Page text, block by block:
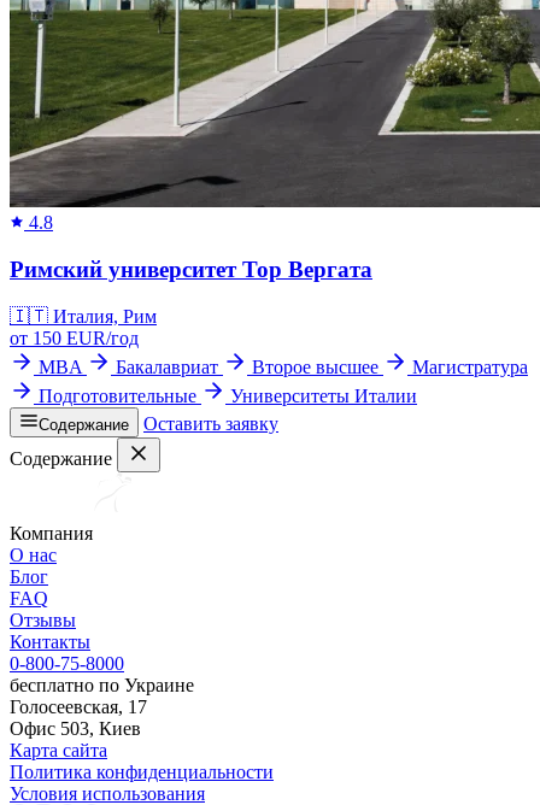
4.8
Римский университет Тор Вергата
🇮🇹 Италия, Рим
от 150 EUR/год
MBA
Бакалавриат Второе высшее
Магистратура
Подготовительные
Университеты Италии
Содержание
Оставить заявку
Содержание
Компания
О нас
Блог
FAQ
Отзывы
Контакты
0-800-75-8000
бесплатно по Украине
Голосеевская, 17
Офис 503, Киев
Карта сайта
Политика конфиденциальности
Условия использования